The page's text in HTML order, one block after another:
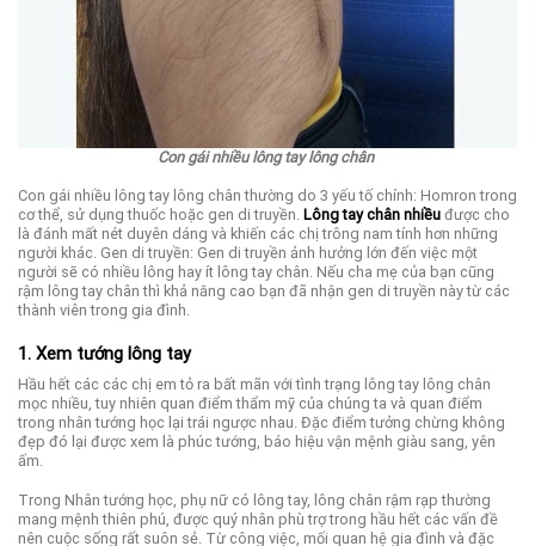
Con gái nhiều lông tay lông chân
Con gái nhiều lông tay lông chân thường do 3 yếu tố chính: Homron trong
cơ thể, sử dụng thuốc hoặc gen di truyền. Lông tay chân nhiều được cho
là đánh mất nét duyên dáng và khiến các chị trông nam tính hơn những
người khác. Gen di truyền: Gen di truyền ảnh hưởng lớn đến việc một
người sẽ có nhiều lông hay ít lông tay chân. Nếu cha mẹ của bạn cũng
rậm lông tay chân thì khả năng cao bạn đã nhận gen di truyền này từ các
thành viên trong gia đình.
1. Xem tướng lông tay
Hầu hết các các chị em tỏ ra bất mãn với tình trạng lông tay lông chân
mọc nhiều, tuy nhiên quan điểm thẩm mỹ của chúng ta và quan điểm
trong nhân tướng học lại trái ngược nhau. Đặc điểm tưởng chừng không
đẹp đó lại được xem là phúc tướng, báo hiệu vận mệnh giàu sang, yên
ấm.
Trong Nhân tướng học, phụ nữ có lông tay, lông chân rậm rạp thường
mang mệnh thiên phú, được quý nhân phù trợ trong hầu hết các vấn đề
nên cuộc sống rất suôn sẻ. Từ công việc, mối quan hệ gia đình và đặc